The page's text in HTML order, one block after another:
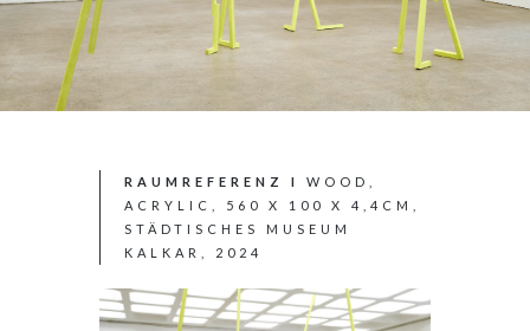
RAUMREFERENZ I WOOD,
ACRYLIC, 560 X 100 X 4,4CM,
STÄDTISCHES MUSEUM
KALKAR, 2024